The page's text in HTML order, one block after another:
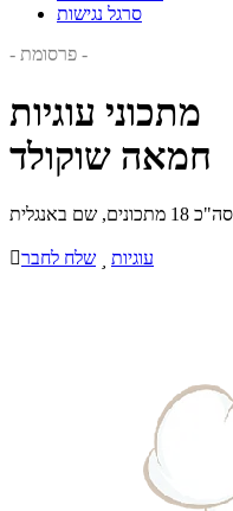
סרגל נגישות
- פרסומת -
מתכוני עוגיות
חמאה שוקולד
שלח לחבר עוגיות